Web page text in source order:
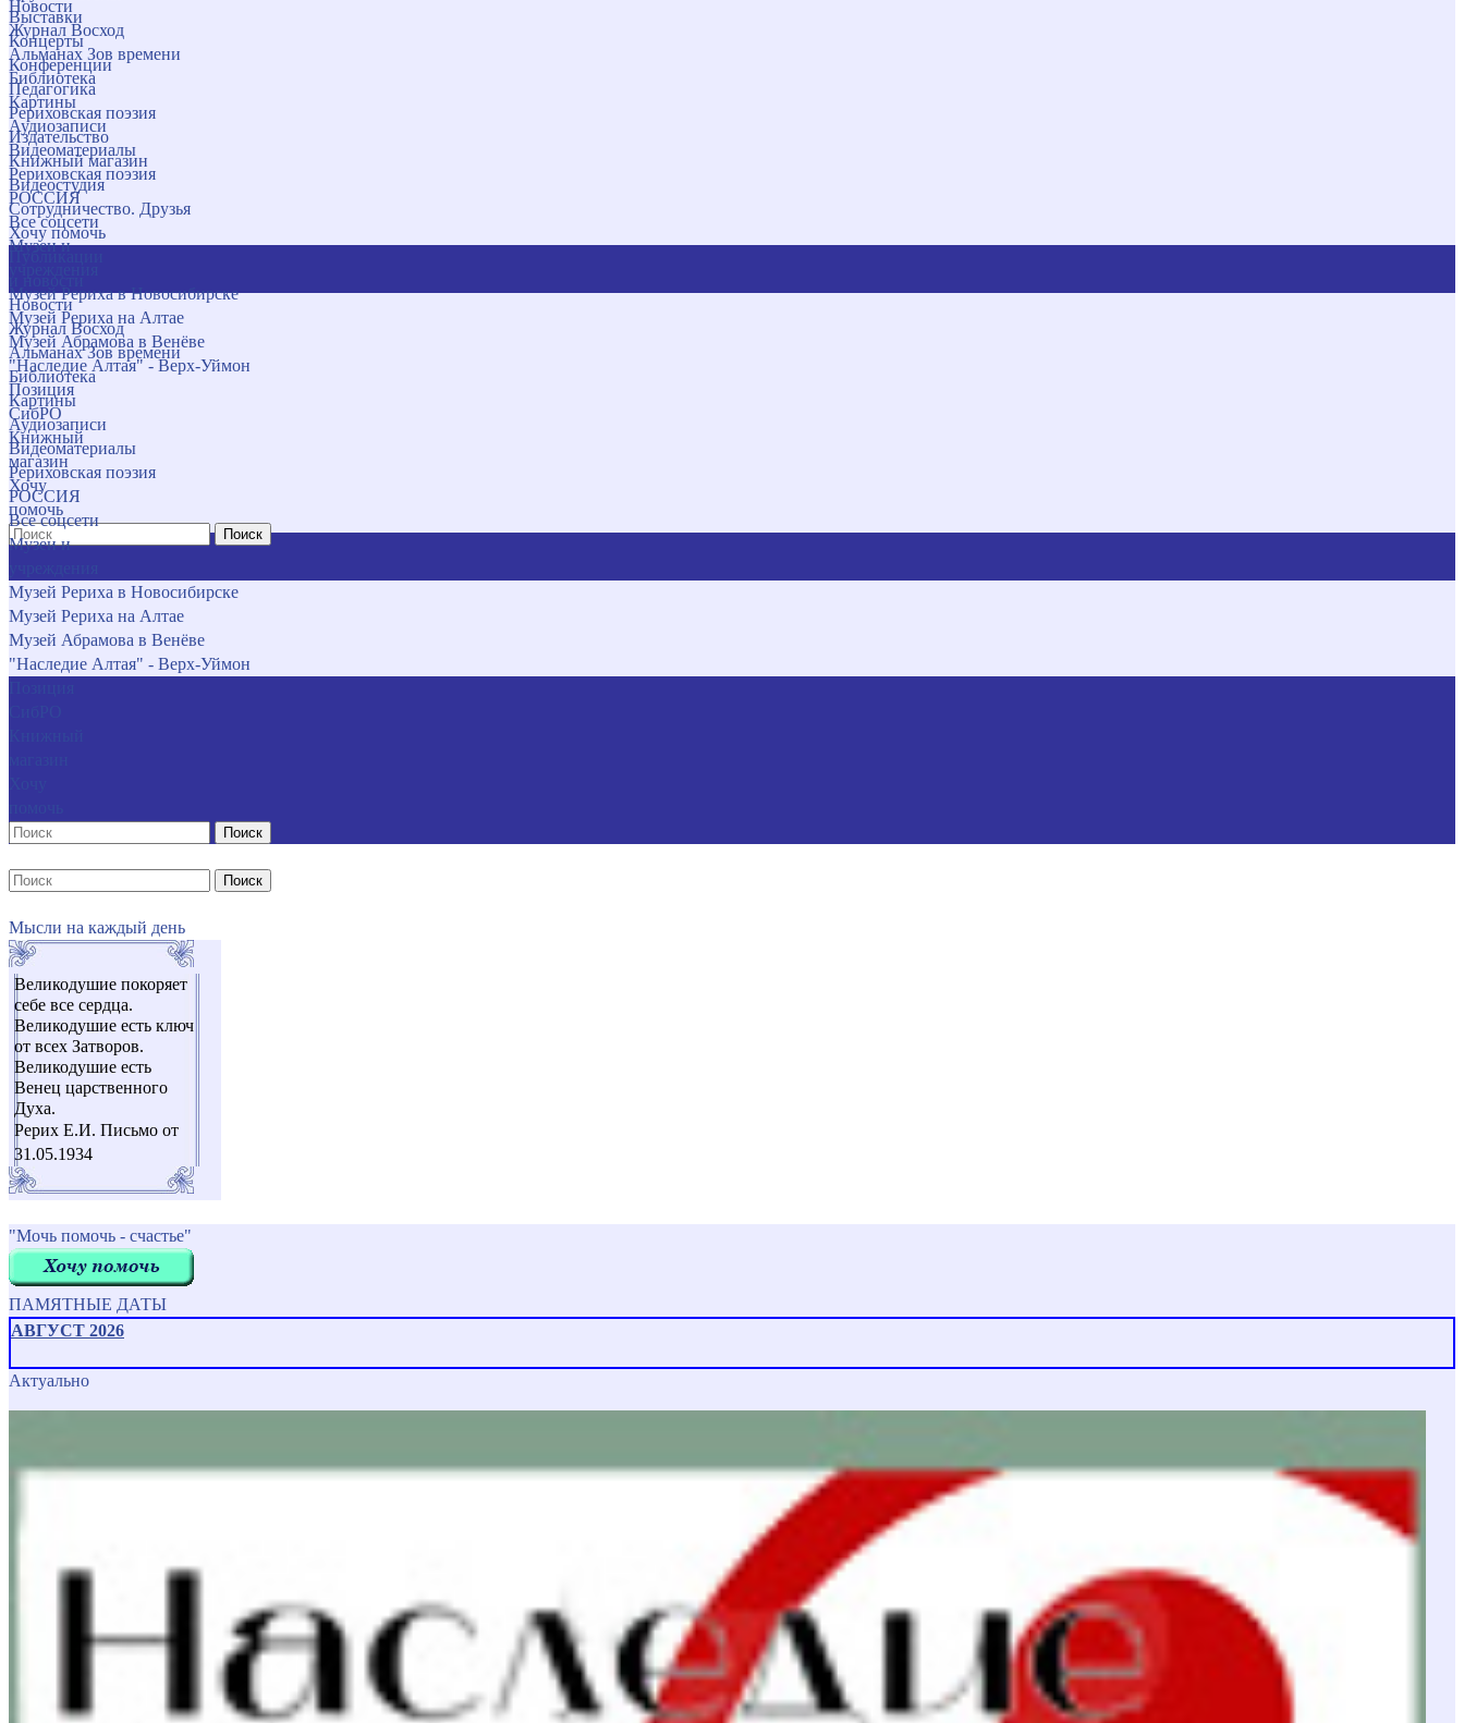
Новости
Журнал Восход
Альманах Зов времени
Библиотека
Картины
Аудиозаписи
Видеоматериалы
Рериховская поэзия
РОССИЯ
Все соцсети
Музеи и
Музей Рериха в Новосибирске
Музей Рериха на Алтае
Музей Абрамова в Венёве
"Наследие Алтая" - Верх-Уймон
Позиция
СибРО
Книжный
магазин
Хочу
помочь
Поиск
Выставки
Концерты
Конференции
Педагогика
Рериховская поэзия
Издательство
Книжный магазин
Видеостудия
Сотрудничество. Друзья
Хочу помочь
Новости
Журнал Восход
Альманах Зов времени
Библиотека
Картины
Аудиозаписи
Видеоматериалы
Рериховская поэзия
РОССИЯ
Все соцсети
Музеи и
Музей Рериха в Новосибирске
Музей Рериха на Алтае
Музей Абрамова в Венёве
"Наследие Алтая" - Верх-Уймон
Поиск
Поиск
Мысли на каждый день
Великодушие покоряет
себе все сердца.
Великодушие есть ключ
от всех Затворов.
Великодушие есть
Венец царственного
Духа.
Рерих Е.И. Письмо от
31.05.1934
"Мочь помочь - счастье"
ПАМЯТНЫЕ ДАТЫ
АВГУСТ 2026
Актуально